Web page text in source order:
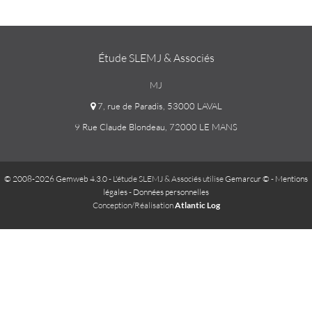
Étude SLEMJ & Associés
MJ
7, rue de Paradis, 53000 LAVAL
9 Rue Claude Blondeau, 72000 LE MANS
© 2008-2026 Gemweb 4.3.0- L'étude SLEMJ & Associés utiliseGemarcur © - Mentions
légales- Données personnelles
Conception/RéalisationAtlantic Log